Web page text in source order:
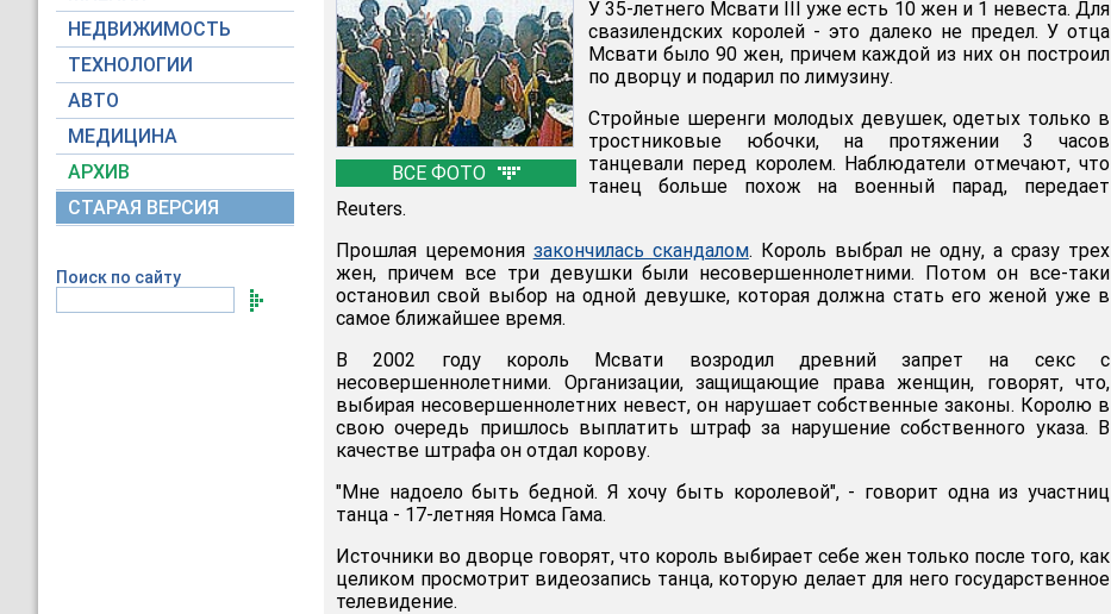
НЕДВИЖИМОСТЬ
ТЕХНОЛОГИИ
АВТО
МЕДИЦИНА
АРХИВ
СТАРАЯ ВЕРСИЯ
Поиск по сайту
ВСЕ ФОТО
У 35-летнего Мсвати III уже есть 10 жен и 1 невеста. Для
свазилендских королей - это далеко не предел. У отца
Мсвати было 90 жен, причем каждой из них он построил
по дворцу и подарил по лимузину.
Стройные шеренги молодых девушек, одетых только в
тростниковые юбочки, на протяжении 3 часов
танцевали перед королем. Наблюдатели отмечают, что
танец больше похож на военный парад, передает
Reuters.
Прошлая церемония закончилась скандалом. Король выбрал не одну, а сразу трех
жен, причем все три девушки были несовершеннолетними. Потом он все-таки
остановил свой выбор на одной девушке, которая должна стать его женой уже в
самое ближайшее время.
В 2002 году король Мсвати возродил древний запрет на секс с
несовершеннолетними. Организации, защищающие права женщин, говорят, что,
выбирая несовершеннолетних невест, он нарушает собственные законы. Королю в
свою очередь пришлось выплатить штраф за нарушение собственного указа. В
качестве штрафа он отдал корову.
"Мне надоело быть бедной. Я хочу быть королевой", - говорит одна из участниц
танца - 17-летняя Номса Гама.
Источники во дворце говорят, что король выбирает себе жен только после того, как
целиком просмотрит видеозапись танца, которую делает для него государственное
телевидение.